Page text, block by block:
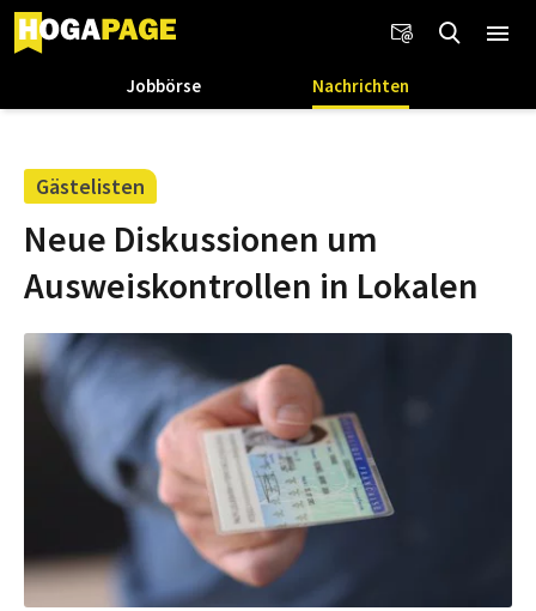
Jobbörse Nachrichten
Gästelisten
Neue Diskussionen um
Ausweiskontrollen in Lokalen